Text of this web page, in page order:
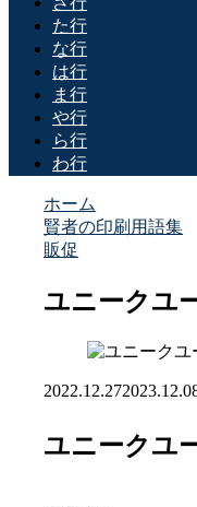
た行
な行
は行
ま行
や行
ら行
わ行
ホーム
賢者の印刷用語集
販促
ユニークユ
2022.12.27
ユニークユ